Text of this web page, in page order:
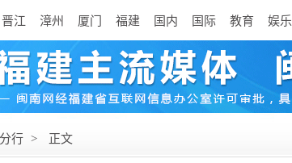
晋江 漳州 厦门 福建 国内 国际 教育 娱乐
行 > 正文